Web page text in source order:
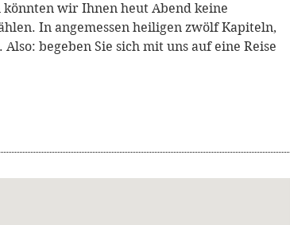
wir Ihnen heut Abend keine
In angemessen heiligen zwölf Kapiteln,
begeben Sie sich mit uns auf eine Reise